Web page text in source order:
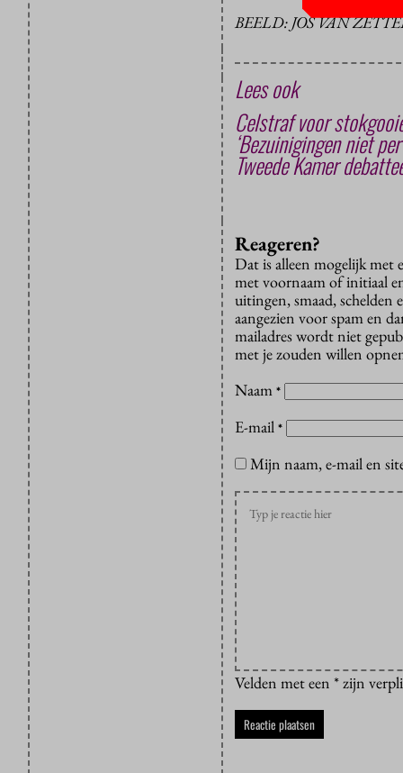
BEELD: JOS VAN
Lees ook
Celstraf voor
‘Bezuinigingen niet
Tweede Kamer
Reageren?
Dat is alleen mogelijk met
met voornaam of initiaal
uitingen, smaad, schelden
aangezien voor spam en
mailadres wordt niet
met je zouden willen
Naam *
E-mail *
Mijn naam, e-mail en
Velden met een * zijn